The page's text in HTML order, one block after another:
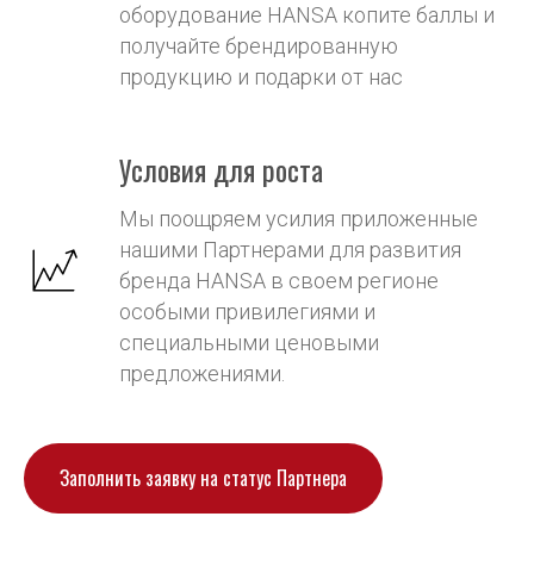
оборудование HANSA копите баллы и
получайте брендированную
продукцию и подарки от нас
Условия для роста
Мы поощряем усилия приложенные
нашими Партнерами для развития
бренда HANSA в своем регионе
особыми привилегиями и
специальными ценовыми
предложениями.
Заполнить заявку на статус Партнера